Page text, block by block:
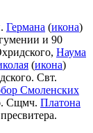
Германа (икона)
и 90
Наума
(икона)
Свт.
Смоленских
Сщмч. Платона
пресвитера.